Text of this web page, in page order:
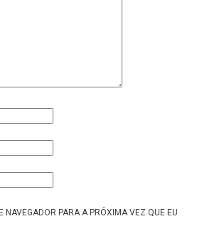
NAVEGADOR PARA A PRÓXIMA VEZ QUE EU